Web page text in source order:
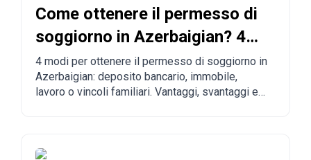
Come ottenere il permesso di
soggiorno in Azerbaigian? 4
vie per legalizzarsi
4 modi per ottenere il permesso di soggiorno in
Azerbaigian: deposito bancario, immobile,
lavoro o vincoli familiari. Vantaggi, svantaggi e